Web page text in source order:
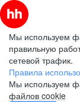
Мы используем
правильную
сетевой трафик.
Правила
Мы используем
файлов cookie